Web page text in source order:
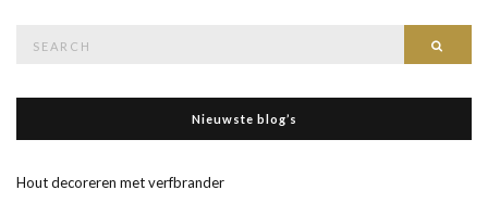
Nieuwste blog’s
Hout decoreren met verfbrander